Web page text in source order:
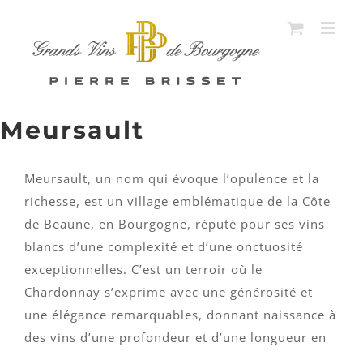
contenu
Meursault
Meursault, un nom qui évoque l’opulence et la
richesse, est un village emblématique de la Côte
de Beaune, en Bourgogne, réputé pour ses vins
blancs d’une complexité et d’une onctuosité
exceptionnelles. C’est un terroir où le
Chardonnay s’exprime avec une générosité et
une élégance remarquables, donnant naissance à
des vins d’une profondeur et d’une longueur en